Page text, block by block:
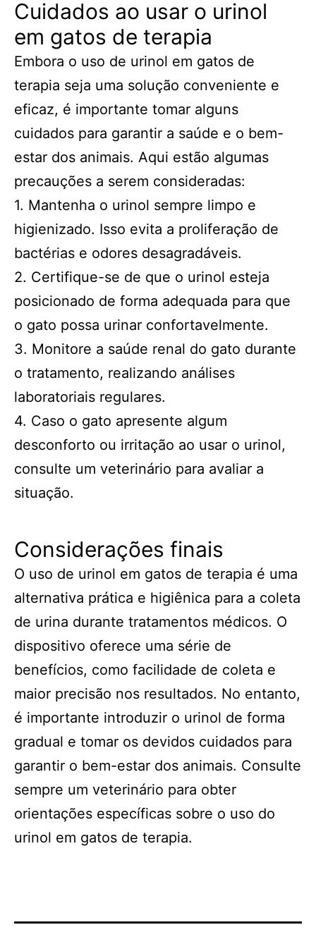
Cuidados ao usar o urinol
em gatos de terapia
Embora o uso de urinol em gatos de
terapia seja uma solução conveniente e
eficaz, é importante tomar alguns
cuidados para garantir a saúde e o bem-
estar dos animais. Aqui estão algumas
precauções a serem consideradas:
1. Mantenha o urinol sempre limpo e
higienizado. Isso evita a proliferação de
bactérias e odores desagradáveis.
2. Certifique-se de que o urinol esteja
posicionado de forma adequada para que
o gato possa urinar confortavelmente.
3. Monitore a saúde renal do gato durante
o tratamento, realizando análises
laboratoriais regulares.
4. Caso o gato apresente algum
desconforto ou irritação ao usar o urinol,
consulte um veterinário para avaliar a
situação.
Considerações finais
O uso de urinol em gatos de terapia é uma
alternativa prática e higiênica para a coleta
de urina durante tratamentos médicos. O
dispositivo oferece uma série de
benefícios, como facilidade de coleta e
maior precisão nos resultados. No entanto,
é importante introduzir o urinol de forma
gradual e tomar os devidos cuidados para
garantir o bem-estar dos animais. Consulte
sempre um veterinário para obter
orientações específicas sobre o uso do
urinol em gatos de terapia.